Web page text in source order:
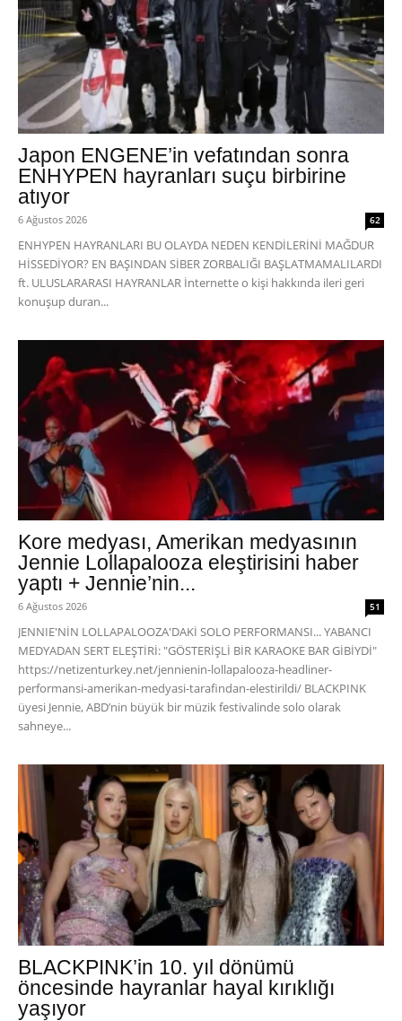
Japon ENGENE’in vefatından sonra
ENHYPEN hayranları suçu birbirine
atıyor
6 Ağustos 2026 62
ENHYPEN HAYRANLARI BU OLAYDA NEDEN KENDİLERİNİ MAĞDUR
HİSSEDİYOR? EN BAŞINDAN SİBER ZORBALIĞI BAŞLATMAMALILARDI
ft. ULUSLARARASI HAYRANLAR İnternette o kişi hakkında ileri geri
konuşup duran...
Kore medyası, Amerikan medyasının
Jennie Lollapalooza eleştirisini haber
yaptı + Jennie’nin...
6 Ağustos 2026 51
JENNIE'NİN LOLLAPALOOZA'DAKİ SOLO PERFORMANSI... YABANCI
MEDYADAN SERT ELEŞTİRİ: "GÖSTERİŞLİ BİR KARAOKE BAR GİBİYDİ"
https://netizenturkey.net/jennienin-lollapalooza-headliner-
performansi-amerikan-medyasi-tarafindan-elestirildi/ BLACKPINK
üyesi Jennie, ABD’nin büyük bir müzik festivalinde solo olarak
sahneye...
BLACKPINK’in 10. yıl dönümü
öncesinde hayranlar hayal kırıklığı
yaşıyor